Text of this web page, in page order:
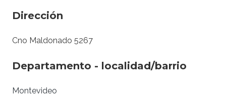
Dirección
Cno Maldonado 5267
Departamento - localidad/barrio
Montevideo